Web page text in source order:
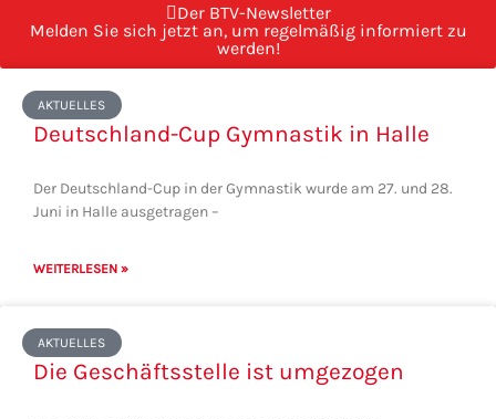
Der BTV-Newsletter
Melden Sie sich jetzt an, um regelmäßig informiert zu
werden!
AKTUELLES
Deutschland-Cup Gymnastik in Halle
Der Deutschland-Cup in der Gymnastik wurde am 27. und 28.
Juni in Halle ausgetragen –
WEITERLESEN »
AKTUELLES
Die Geschäftsstelle ist umgezogen